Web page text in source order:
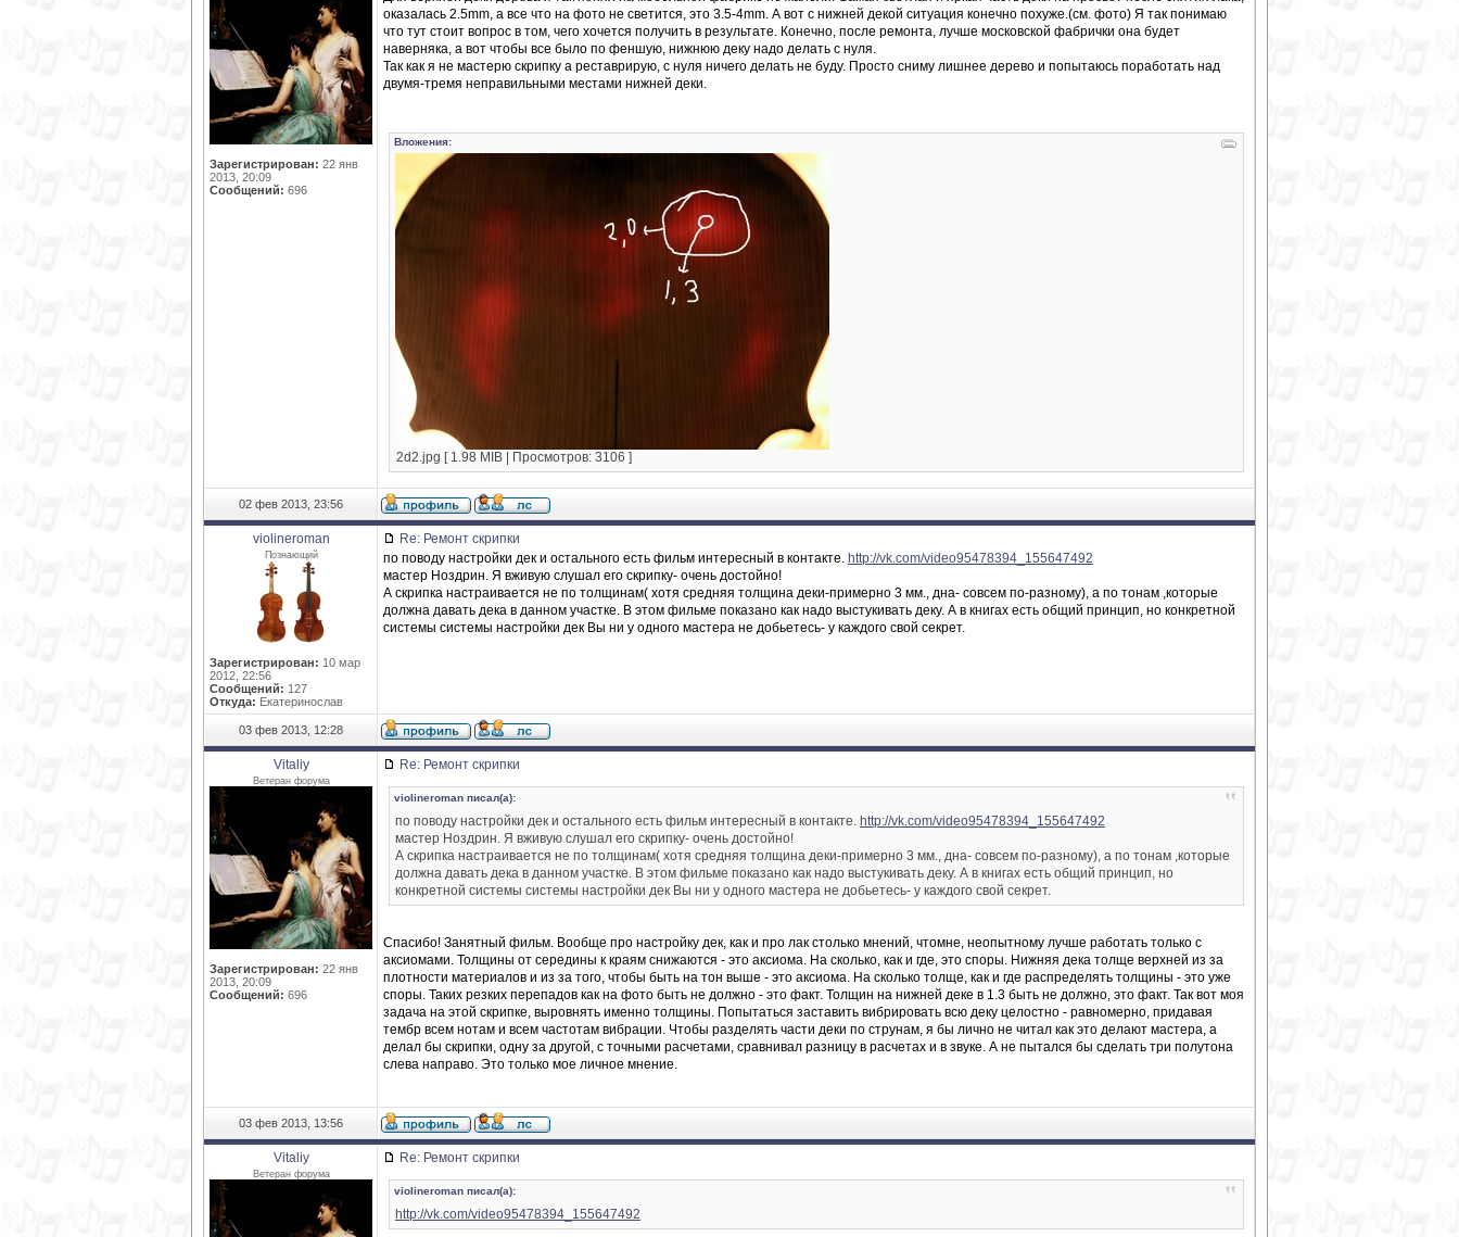
Зарегистрирован: 22 янв
2013, 20:09
Сообщений: 696
оказалась 2.5mm, а все что на фото не светится, это 3.5-4mm. А вот с нижней декой ситуация конечно похуже.(см. фото) Я так понимаю
что тут стоит вопрос в том, чего хочется получить в результате. Конечно, после ремонта, лучше московской фабрички она будет
наверняка, а вот чтобы все было по феншую, нижнюю деку надо делать с нуля.
Так как я не мастерю скрипку а реставрирую, с нуля ничего делать не буду. Просто сниму лишнее дерево и попытаюсь поработать над
двумя-тремя неправильными местами нижней деки.
Вложения:
2d2.jpg [ 1.98 MIB | Просмотров: 3106 ]
02 фев 2013, 23:56
violineroman
Познающий
Зарегистрирован: 10 мар
2012, 22:56
Сообщений: 127
Откуда: Екатеринослав
Re: Ремонт скрипки
по поводу настройки дек и остального есть фильм интересный в контакте. http://vk.com/video95478394_155647492
мастер Ноздрин. Я вживую слушал его скрипку- очень достойно!
А скрипка настраивается не по толщинам( хотя средняя толщина деки-примерно 3 мм., дна- совсем по-разному), а по тонам ,которые
должна давать дека в данном участке. В этом фильме показано как надо выстукивать деку. А в книгах есть общий принцип, но конкретной
системы системы настройки дек Вы ни у одного мастера не добьетесь- у каждого свой секрет.
03 фев 2013, 12:28
Vitaliy
Ветеран форума
Зарегистрирован: 22 янв
2013, 20:09
Сообщений: 696
Re: Ремонт скрипки
violineroman писал(а):
по поводу настройки дек и остального есть фильм интересный в контакте. http://vk.com/video95478394_155647492
мастер Ноздрин. Я вживую слушал его скрипку- очень достойно!
А скрипка настраивается не по толщинам( хотя средняя толщина деки-примерно 3 мм., дна- совсем по-разному), а по тонам ,которые
должна давать дека в данном участке. В этом фильме показано как надо выстукивать деку. А в книгах есть общий принцип, но
конкретной системы системы настройки дек Вы ни у одного мастера не добьетесь- у каждого свой секрет.
Спасибо! Занятный фильм. Вообще про настройку дек, как и про лак столько мнений, чтомне, неопытному лучше работать только с
аксиомами. Толщины от середины к краям снижаются - это аксиома. На сколько, как и где, это споры. Нижняя дека толще верхней из за
плотности материалов и из за того, чтобы быть на тон выше - это аксиома. На сколько толще, как и где распределять толщины - это уже
споры. Таких резких перепадов как на фото быть не должно - это факт. Толщин на нижней деке в 1.3 быть не должно, это факт. Так вот моя
задача на этой скрипке, выровнять именно толщины. Попытаться заставить вибрировать всю деку целостно - равномерно, придавая
тембр всем нотам и всем частотам вибрации. Чтобы разделять части деки по струнам, я бы лично не читал как это делают мастера, а
делал бы скрипки, одну за другой, с точными расчетами, сравнивал разницу в расчетах и в звуке. А не пытался бы сделать три полутона
слева направо. Это только мое личное мнение.
03 фев 2013, 13:56
Vitaliy
Ветеран форума
Re: Ремонт скрипки
violineroman писал(а):
http://vk.com/video95478394_155647492